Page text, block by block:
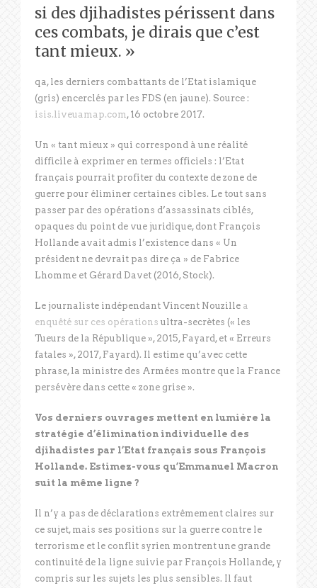
si des djihadistes périssent dans
ces combats, je dirais que c’est
tant mieux. »
qa, les derniers combattants de l’Etat islamique
(gris) encerclés par les FDS (en jaune). Source :
isis.liveuamap.com , 16 octobre 2017.
Un « tant mieux » qui correspond à une réalité
difficile à exprimer en termes officiels : l’Etat
français pourrait profiter du contexte de zone de
guerre pour éliminer certaines cibles. Le tout sans
passer par des opérations d’assassinats ciblés,
opaques du point de vue juridique, dont François
Hollande avait admis l’existence dans « Un
président ne devrait pas dire ça » de Fabrice
Lhomme et Gérard Davet (2016, Stock).
Le journaliste indépendant Vincent Nouzille a
enquêté sur ces opérations ultra-secrètes (« les
Tueurs de la République », 2015, Fayard, et « Erreurs
fatales », 2017, Fayard). Il estime qu’avec cette
phrase, la ministre des Armées montre que la France
persévère dans cette « zone grise ».
Vos derniers ouvrages mettent en lumière la
stratégie d’élimination individuelle des
djihadistes par l’Etat français sous François
Hollande. Estimez-vous qu’Emmanuel Macron
suit la même ligne ?
Il n’y a pas de déclarations extrêmement claires sur
ce sujet, mais ses positions sur la guerre contre le
terrorisme et le conflit syrien montrent une grande
continuité de la ligne suivie par François Hollande, y
compris sur les sujets les plus sensibles. Il faut